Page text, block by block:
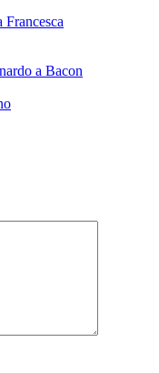
Francesca
a Bacon